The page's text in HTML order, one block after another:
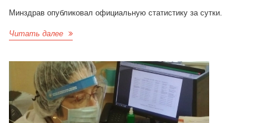
Минздрав опубликовал официальную статистику за сутки.
Читать далее